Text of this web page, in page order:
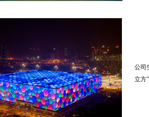
公司
立方